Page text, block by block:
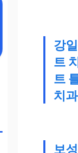
강
트
트
치
보